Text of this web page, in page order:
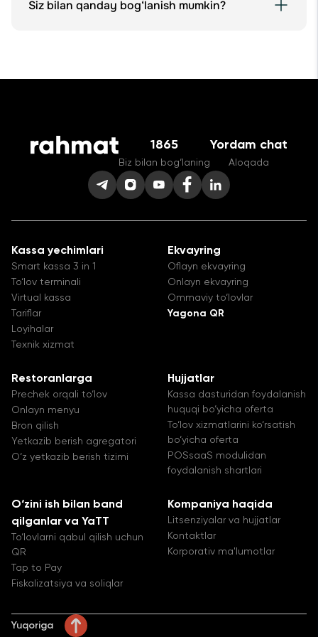
Siz bilan qanday bog‘lanish mumkin?
1865
Biz bilan bog‘laning
Yordam chat
Aloqada
Kassa yechimlari
Smart kassa 3 in 1
To‘lov terminali
Virtual kassa
Tariflar
Loyihalar
Texnik xizmat
Ekvayring
Oflayn ekvayring
Onlayn ekvayring
Ommaviy to‘lovlar
Yagona QR
Restoranlarga
Prechek orqali to‘lov
Onlayn menyu
Bron qilish
Yetkazib berish agregatori
O‘z yetkazib berish tizimi
Hujjatlar
Kassa dasturidan foydalanish
huquqi bo‘yicha oferta
To‘lov xizmatlarini ko‘rsatish
bo‘yicha oferta
POSsaaS modulidan
foydalanish shartlari
O‘zini ish bilan band
qilganlar va YaTT
To‘lovlarni qabul qilish uchun
QR
Tap to Pay
Fiskalizatsiya va soliqlar
Kompaniya haqida
Litsenziyalar va hujjatlar
Kontaktlar
Korporativ ma'lumotlar
Yuqoriga